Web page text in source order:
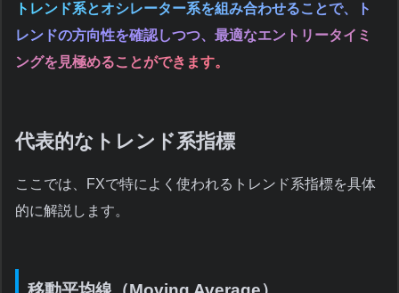
トレンド系とオシレーター系を組み合わせることで、ト
レンドの方向性を確認しつつ、最適なエントリータイミ
ングを見極めることができます。
代表的なトレンド系指標
ここでは、FXで特によく使われるトレンド系指標を具体
的に解説します。